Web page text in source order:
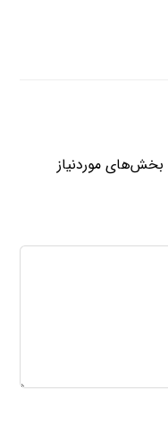
بخش‌های موردنیاز